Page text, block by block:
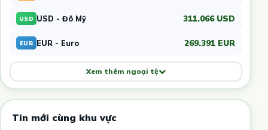
USD USD - Đô Mỹ 311.066 USD
EUR EUR - Euro 269.391 EUR
Xem thêm ngoại tệ
Tin mới cùng khu vực